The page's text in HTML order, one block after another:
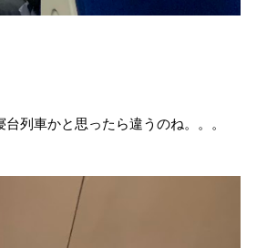
列車かと思ったら違うのね。。。